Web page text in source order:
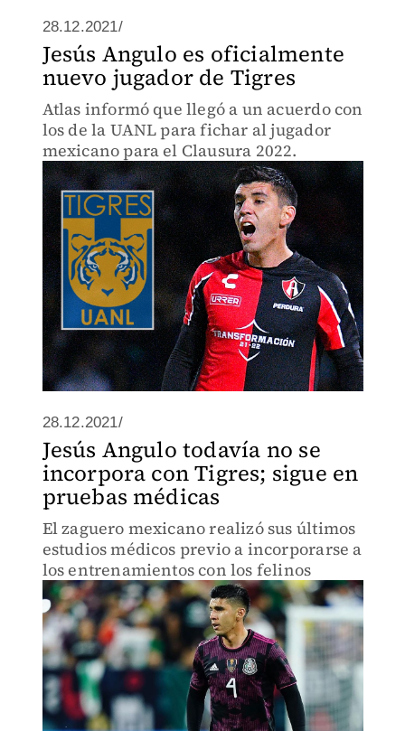
28.12.2021/
Jesús Angulo es oficialmente
nuevo jugador de Tigres
Atlas informó que llegó a un acuerdo con
los de la UANL para fichar al jugador
mexicano para el Clausura 2022.
28.12.2021/
Jesús Angulo todavía no se
incorpora con Tigres; sigue en
pruebas médicas
El zaguero mexicano realizó sus últimos
estudios médicos previo a incorporarse a
los entrenamientos con los felinos